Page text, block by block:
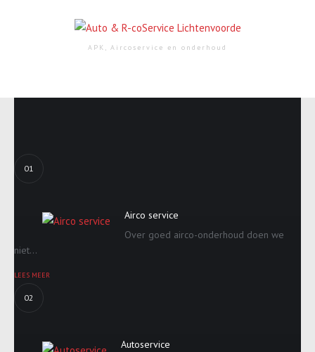
APK, Aircoservice en onderhoud
01
Airco service
Over goed airco-onderhoud doen we
niet...
LEES MEER
02
Autoservice